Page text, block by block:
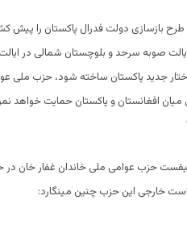
بازسازی دولت فدرال پاکستان را پیش
صوبه سرحد و بلوچستان شمالی در
جدید پاکستان ساخته شود، حزب ملی
افغانستان و پاکستان حمایت خواهد
حزب عوامی ملی خاندان غفار خان در
خارجی این حزب چنین مینگارد: